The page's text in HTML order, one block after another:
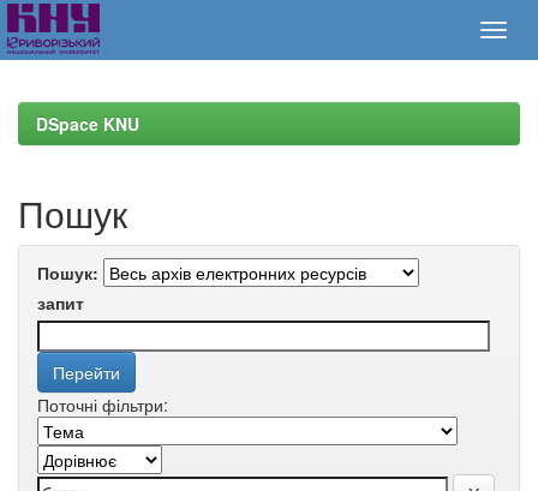
navigationDSpace KNU
Пошук
Пошук:
запит
Поточні фільтри: